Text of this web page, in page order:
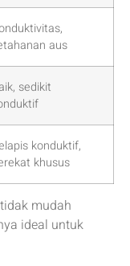
aus
sedikit
konduktif,
khusus
mudah
ideal untuk